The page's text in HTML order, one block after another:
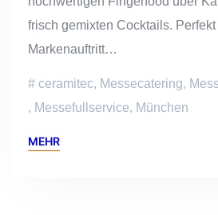
frisch gemixten Cocktails. Perfekt
Markenauftritt…
ceramitec, Messecatering,
, Messefullservice, München
MEHR